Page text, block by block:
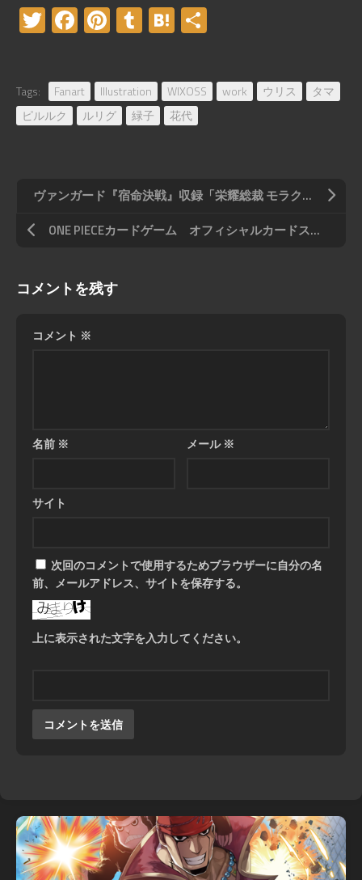
Twitter
Facebook
Pinterest
TumblrHatena
Tags: Fanart Illustration WIXOSS work ウリス
タマ
ピルルク
ルリグ 緑子 花代
ヴァンガード『宿命決戦』収録「栄耀総裁 モラクス」
ONE PIECEカードゲーム オフィシャルカードスリーブ リミテッドエディション2「キング」
コメントを残す
コメント ※
名前 ※ メール※
サイト
次回のコメントで使用するためブラウザーに自分の名
前、メールアドレス、サイトを保存する。
上に表示された文字を入力してください。